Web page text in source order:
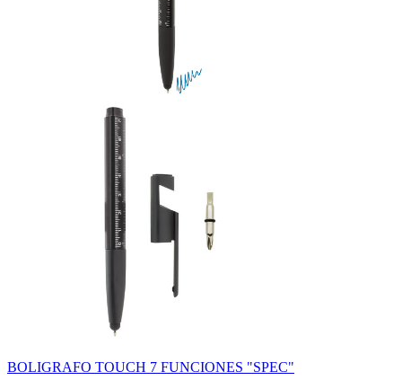
BOLIGRAFO TOUCH 7 FUNCIONES "SPEC"